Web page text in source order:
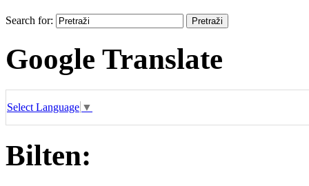
Search for:
Google Translate
Select Language ▼
Bilten: